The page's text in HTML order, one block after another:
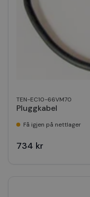
TEN-EC10-66VM70
Pluggkabel
Få igjen på nettlager
734 kr